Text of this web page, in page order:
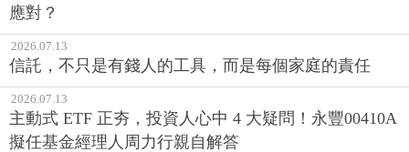
應對？
2026.07.13
信託，不只是有錢人的工具，而是每個家庭的責任
2026.07.13
主動式 ETF 正夯，投資人心中 4 大疑問！永豐00410A
擬任基金經理人周力行親自解答